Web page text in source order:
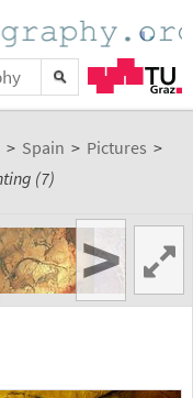
> Spain > Pictures >
(7)
>